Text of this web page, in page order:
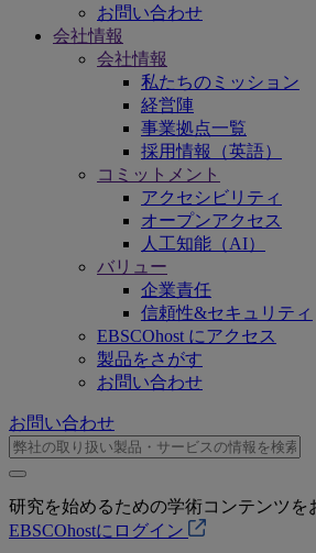
お問い合わせ
会社情報
会社情報
私たちのミッション
経営陣
事業拠点一覧
採用情報（英語）
コミットメント
アクセシビリティ
オープンアクセス
人工知能（AI）
バリュー
企業責任
信頼性&セキュリティ
EBSCOhost にアクセス
製品をさがす
お問い合わせ
お問い合わせ
研究を始めるための学術コンテンツを
EBSCOhostにログイン